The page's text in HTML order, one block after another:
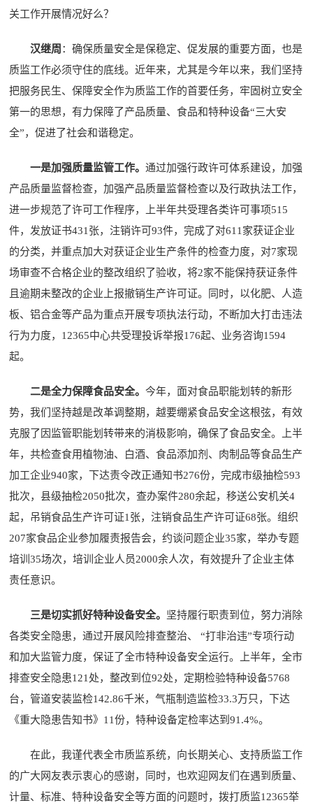
关工作开展情况好么？
汉继周 ：确保质量安全是保稳定、促发展的重要方面，也是
质监工作必须守住的底线。近年来，尤其是今年以来，我们坚持
把服务民生、保障安全作为质监工作的首要任务，牢固树立安全
第一的思想，有力保障了产品质量、食品和特种设备“三大安
全”，促进了社会和谐稳定。
一是加强质量监管工作。通过加强行政许可体系建设，加强
产品质量监督检查，加强产品质量监督检查以及行政执法工作，
进一步规范了许可工作程序，上半年共受理各类许可事项515
件，发放证书431张，注销许可93件，完成了对611家获证企业
的分类，并重点加大对获证企业生产条件的检查力度，对7家现
场审查不合格企业的整改组织了验收，将2家不能保持获证条件
且逾期未整改的企业上报撤销生产许可证。同时，以化肥、人造
板、铝合金等产品为重点开展专项执法行动，不断加大打击违法
行为力度，12365中心共受理投诉举报176起、业务咨询1594
起。
二是全力保障食品安全。今年，面对食品职能划转的新形
势，我们坚持越是改革调整期，越要绷紧食品安全这根弦，有效
克服了因监管职能划转带来的消极影响，确保了食品安全。上半
年，共检查食用植物油、白酒、食品添加剂、肉制品等食品生产
加工企业940家，下达责令改正通知书276份，完成市级抽检593
批次，县级抽检2050批次，查办案件280余起，移送公安机关4
起，吊销食品生产许可证1张，注销食品生产许可证68张。组织
207家食品企业参加履责报告会，约谈问题企业35家，举办专题
培训35场次，培训企业人员2000余人次，有效提升了企业主体
责任意识。
三是切实抓好特种设备安全。 坚持履行职责到位，努力消除
各类安全隐患，通过开展风险排查整治、 “打非治违”专项行动
和加大监管力度，保证了全市特种设备安全运行。上半年，全市
排查安全隐患121处，整改到位92处，定期检验特种设备5768
台，管道安装监检142.86千米，气瓶制造监检33.3万只，下达
《重大隐患告知书》11份，特种设备定检率达到91.4%。
在此，我谨代表全市质监系统，向长期关心、支持质监工作
的广大网友表示衷心的感谢，同时，也欢迎网友们在遇到质量、
计量、标准、特种设备安全等方面的问题时，拨打质监12365举